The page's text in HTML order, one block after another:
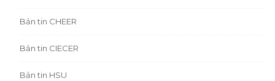
Bản tin CHEER
Bản tin CIECER
Bản tin HSU